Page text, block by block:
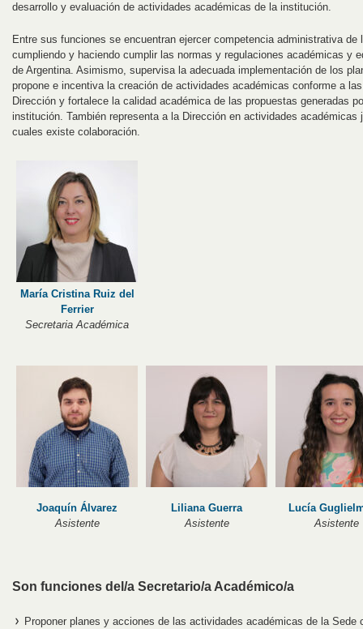
desarrollo y evaluación de actividades académicas de la institución.
Entre sus funciones se encuentran ejercer competencia administrativa
cumpliendo y haciendo cumplir las normas y regulaciones académicas y
de Argentina. Asimismo, supervisa la adecuada implementación de los
propone e incentiva la creación de actividades académicas conforme a
Dirección y fortalece la calidad académica de las propuestas generadas
institución. También representa a la Dirección en actividades
cuales existe colaboración.
María Cristina Ruiz del
Ferrier
Secretaria Académica
Joaquín Álvarez Liliana Guerra
Lucía
Asistente
Asistente Asistente
Son funciones del/a Secretario/a Académico/a
Proponer planes y acciones de las actividades académicas de la